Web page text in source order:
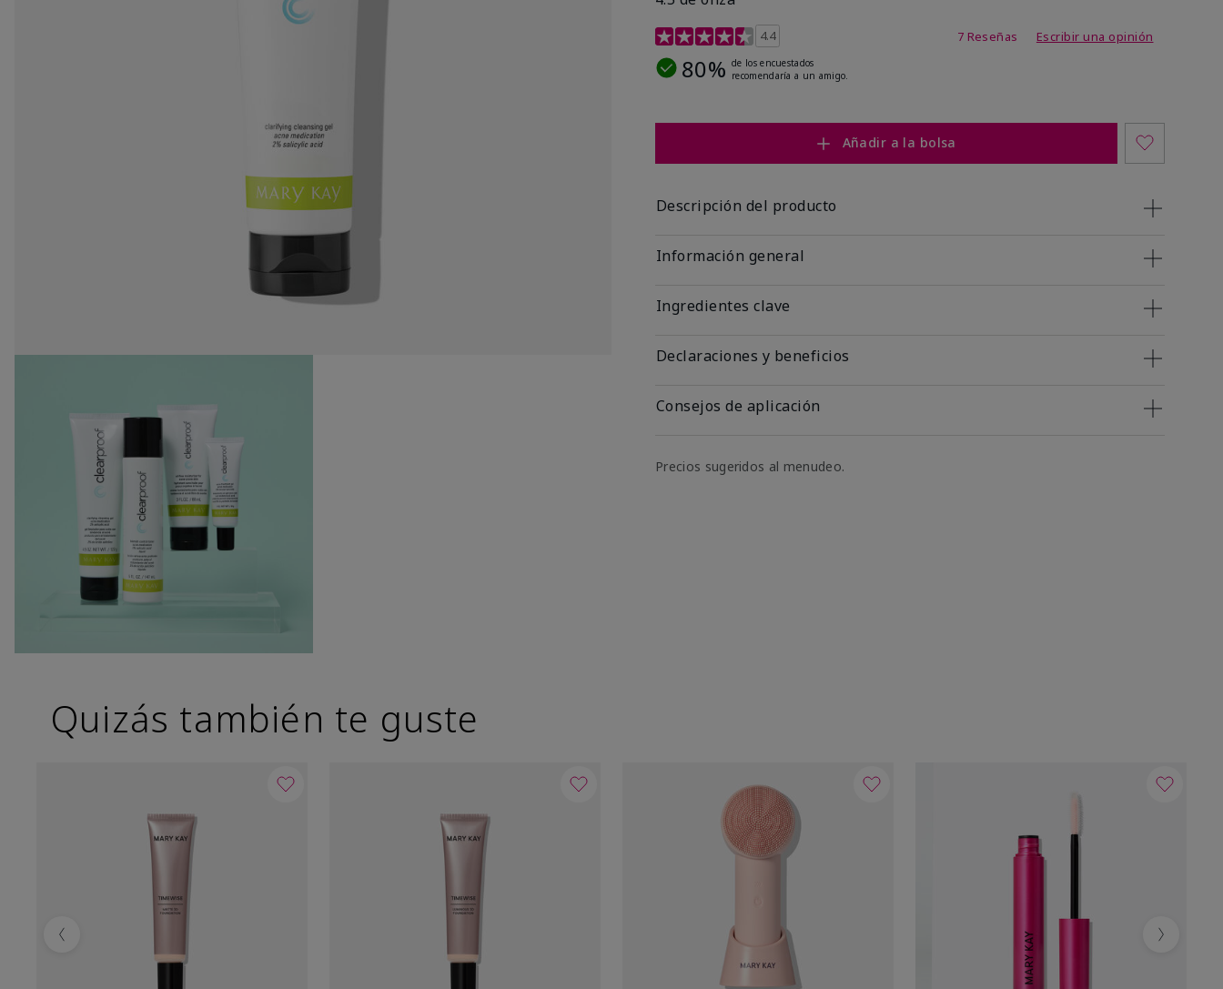
Calificación de clientes de 5 de 5
4.4 7 Reseñas Escribir una opinión
80% de los encuestados
recomendaría a un amigo.
Añadir a la bolsa
Descripción del producto
Información general
Ingredientes clave
Declaraciones y beneficios
Consejos de aplicación
Precios sugeridos al menudeo.
Quizás también te guste
Previous Next